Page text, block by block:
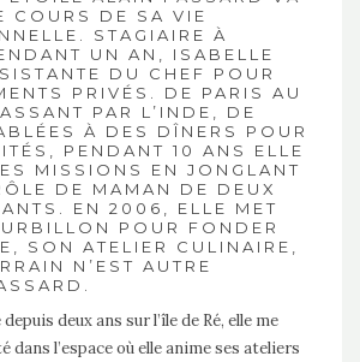
COURS DE SA VIE
STAGIAIRE À
UN AN, ISABELLE
DU CHEF POUR
PRIVÉS. DE PARIS AU
PAR L’INDE, DE
À DES DÎNERS POUR
PENDANT 10 ANS ELLE
MISSIONS EN JONGLANT
DE MAMAN DE DEUX
EN 2006, ELLE MET
POUR FONDER
SON ATELIER CULINAIRE,
N’EST AUTRE
deux ans sur l’île de Ré, elle me
dans l’espace où elle anime ses ateliers